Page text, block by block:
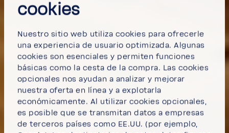
cookies
Nuestro sitio web utiliza cookies para ofrecerle
una experiencia de usuario optimizada. Algunas
cookies son esenciales y permiten funciones
básicas como la cesta de la compra. Las cookies
opcionales nos ayudan a analizar y mejorar
nuestra oferta en línea y a explotarla
económicamente. Al utilizar cookies opcionales,
es posible que se transmitan datos a empresas
de terceros países como EE.UU. (por ejemplo,